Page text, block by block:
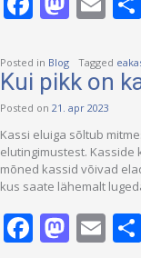
Posted in Blog Tagged
Kui pikk on
Posted on 21. apr 2023
Kassi eluiga sõltub
elutingimustest. Kasside
mõned kassid võivad
kus saate lähemalt
Facebook